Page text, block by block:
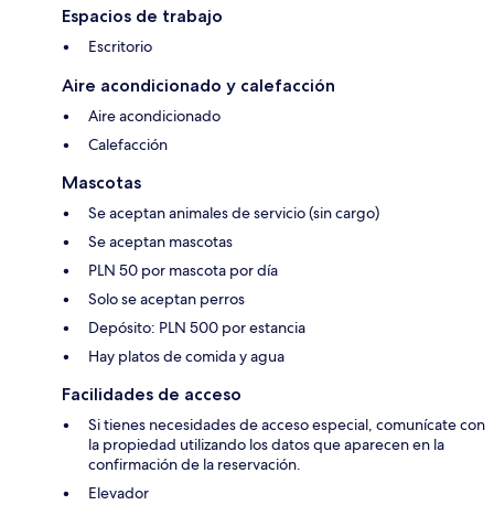
Espacios de trabajo
Escritorio
Aire acondicionado y calefacción
Aire acondicionado
Calefacción
Mascotas
Se aceptan animales de servicio (sin cargo)
Se aceptan mascotas
PLN 50 por mascota por día
Solo se aceptan perros
Depósito: PLN 500 por estancia
Hay platos de comida y agua
Facilidades de acceso
Si tienes necesidades de acceso especial, comunícate con
la propiedad utilizando los datos que aparecen en la
confirmación de la reservación.
Elevador